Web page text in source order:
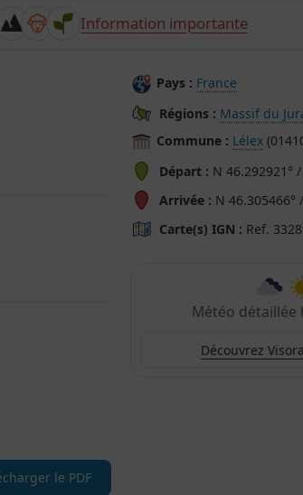
Information importante
Pays : France
Régions : Massif du
Commune : Lélex
Départ : N 46.292921°
Arrivée : N 46.305466°
Carte(s) IGN : Ref.
Météo
Découvrez
le PDF